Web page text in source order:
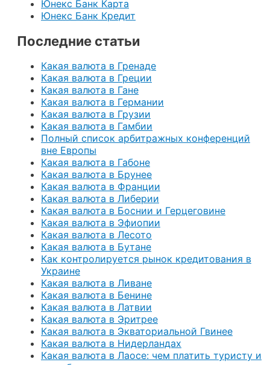
Юнекс Банк Карта
Юнекс Банк Кредит
Последние статьи
Какая валюта в Гренаде
Какая валюта в Греции
Какая валюта в Гане
Какая валюта в Германии
Какая валюта в Грузии
Какая валюта в Гамбии
Полный список арбитражных конференций
вне Европы
Какая валюта в Габоне
Какая валюта в Брунее
Какая валюта в Франции
Какая валюта в Либерии
Какая валюта в Боснии и Герцеговине
Какая валюта в Эфиопии
Какая валюта в Лесото
Какая валюта в Бутане
Как контролируется рынок кредитования в
Украине
Какая валюта в Ливане
Какая валюта в Бенине
Какая валюта в Латвии
Какая валюта в Эритрее
Какая валюта в Экваториальной Гвинее
Какая валюта в Нидерландах
Какая валюта в Лаосе: чем платить туристу и